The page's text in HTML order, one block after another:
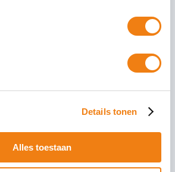
Details tonen
Alles toestaan
norm en reglement
is een nieuwe norm en
wijzigingen doorgevoerd. De